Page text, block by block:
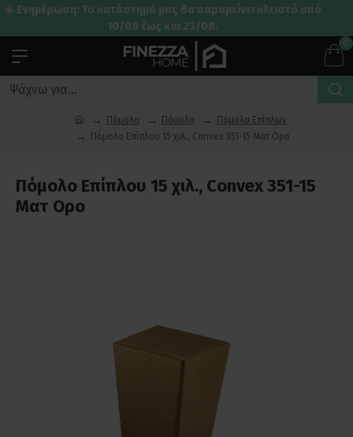
☀️ Ενημέρωση: Το κατάστημά μας θα παραμείνει κλειστό από
10/08 έως και 23/08.
0
Πόμολα Πόμολα
Πόμολα Επίπλων
Πόμολο Επίπλου 15 χιλ., Convex 351-15 Ματ Ορο
Πόμολο Επίπλου 15 χιλ., Convex 351-15
Ματ Ορο